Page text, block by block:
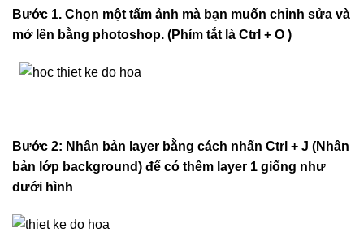
Bước 1. Chọn một tấm ảnh mà bạn muốn chỉnh sửa và
mở lên bằng photoshop. (Phím tắt là Ctrl + O )
Bước 2: Nhân bản layer bằng cách nhấn Ctrl + J (Nhân
bản lớp background) để có thêm layer 1 giống như
dưới hình